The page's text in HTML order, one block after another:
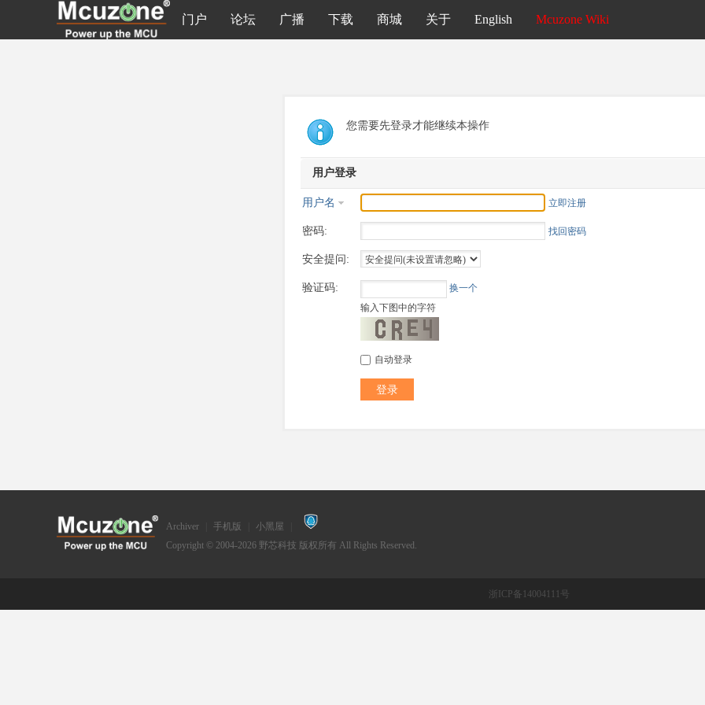
门户 论坛 广播 下载 商城 关于 English Mcuzone Wiki
您需要先登录才能继续本操作
用户登录
用户名 立即注册
密码: 找回密码
安全提问:
验证码:
换一个
输入下图中的字符
自动登录
登录
Archiver 手机版 小黑屋
Copyright © 2004-2026 野芯科技 版权所有 All Rights Reserved.
浙ICP备14004111号